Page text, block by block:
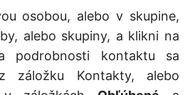
osobou, alebo v skupine,
alebo skupiny, a klikni na
podrobnosti kontaktu sa
záložku Kontakty, alebo